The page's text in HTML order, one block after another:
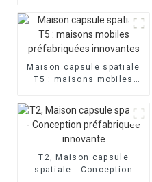
Maison capsule spatiale
T5 : maisons mobiles
T2, Maison capsule
spatiale - Conception